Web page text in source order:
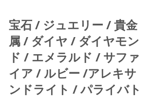
宝石 / ジュエリー / 貴金
属 / ダイヤ / ダイヤモン
ド / エメラルド / サファ
イア / ルビー /アレキサ
ンドライト / パライバト